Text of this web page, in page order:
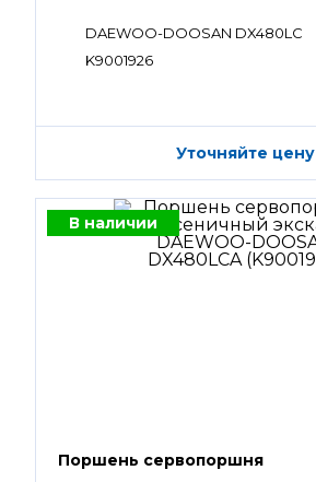
DAEWOO-DOOSAN DX480LC
K9001926
Уточняйте цену
В наличии
Поршень сервопоршня